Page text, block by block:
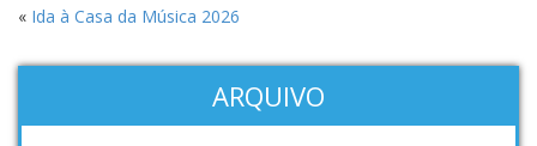
« Ida à Casa da Música 2026
ARQUIVO